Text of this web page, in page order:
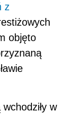
z
objęto
w